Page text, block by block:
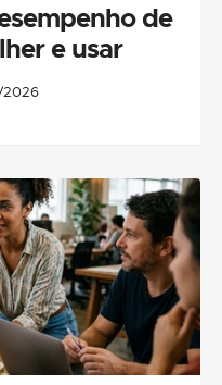
de
e usar
2026